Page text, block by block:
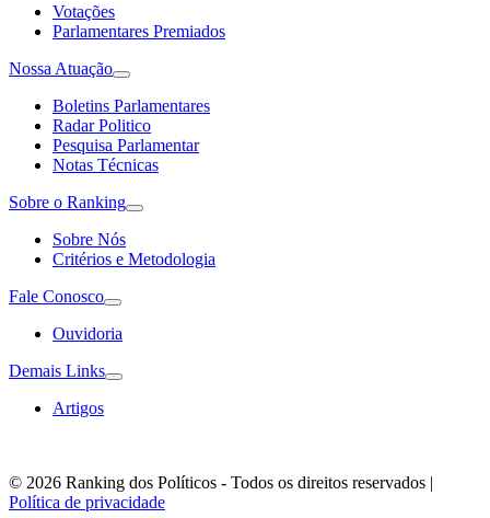
Votações
Parlamentares Premiados
Nossa Atuação
Boletins Parlamentares
Radar Politico
Pesquisa Parlamentar
Notas Técnicas
Sobre o Ranking
Sobre Nós
Critérios e Metodologia
Fale Conosco
Ouvidoria
Demais Links
Artigos
© 2026 Ranking dos Políticos - Todos os direitos reservados |
Política de privacidade